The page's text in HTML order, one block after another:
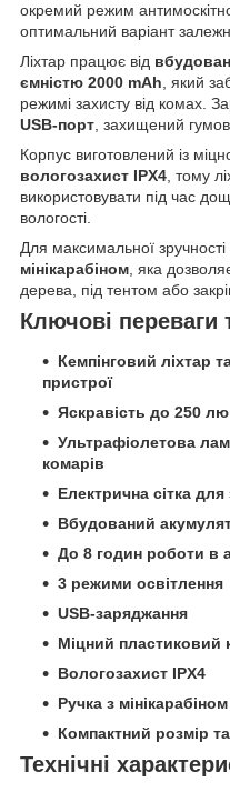
окремий режим
оптимальний варіант
Ліхтар працює від
ємністю 2000 mAh, який
режимі захисту від комах.
USB-порт, захищений
Корпус виготовлений із
вологозахист IPX4, тому
використовувати під час
вологості.
Для максимальної
мінікарабіном, яка
дерева, під тентом або
Ключові переваги
Кемпінговий ліхтар
пристрої
Яскравість до 250
Ультрафіолетова
комарів
Електрична сітка
Вбудований
До 8 годин роботи в
3 режими освітлення
USB-заряджання
Міцний пластиковий
Вологозахист IPX4
Ручка з
Компактний розмір
Технічні